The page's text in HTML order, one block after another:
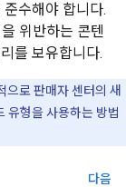
준수해야 합니다.
위반하는 콘텐
를 보유합니다.
로 판매자 센터의 새
유형을 사용하는 방법
다음